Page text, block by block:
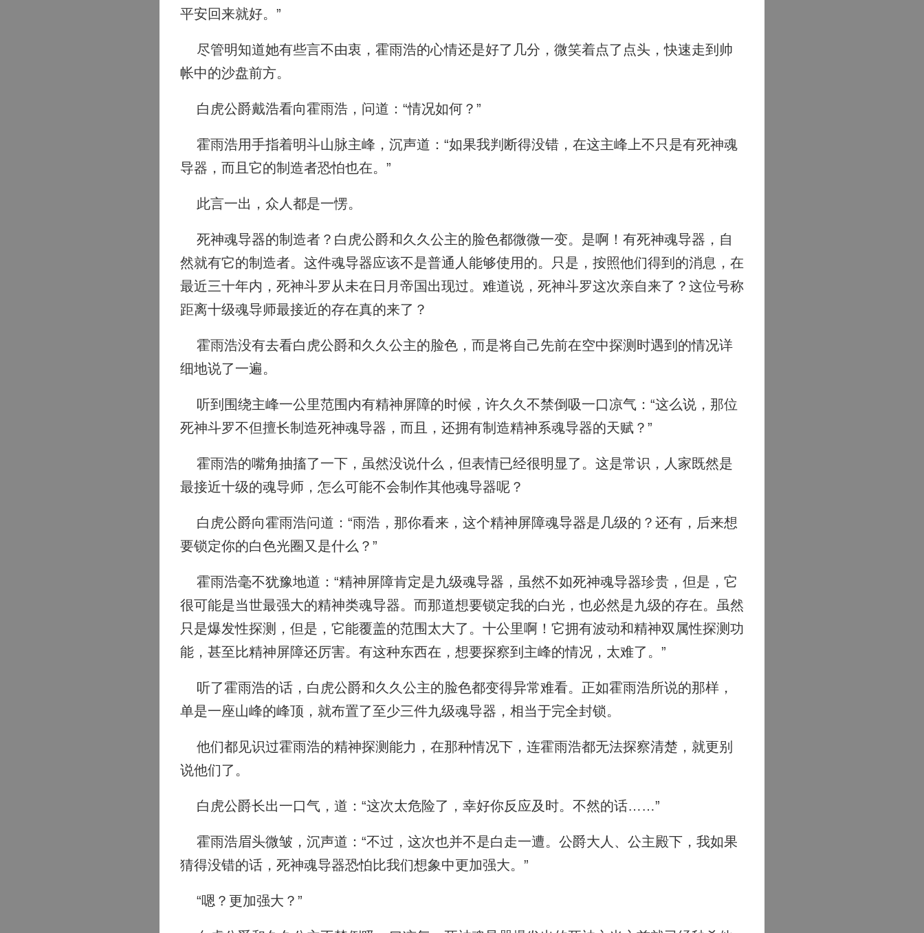
平安回来就好。”
尽管明知道她有些言不由衷，霍雨浩的心情还是好了几分，微笑着点了点头，快速走到帅
帐中的沙盘前方。
白虎公爵戴浩看向霍雨浩，问道：“情况如何？”
霍雨浩用手指着明斗山脉主峰，沉声道：“如果我判断得没错，在这主峰上不只是有死神魂
导器，而且它的制造者恐怕也在。”
此言一出，众人都是一愣。
死神魂导器的制造者？白虎公爵和久久公主的脸色都微微一变。是啊！有死神魂导器，自
然就有它的制造者。这件魂导器应该不是普通人能够使用的。只是，按照他们得到的消息，在
最近三十年内，死神斗罗从未在日月帝国出现过。难道说，死神斗罗这次亲自来了？这位号称
距离十级魂导师最接近的存在真的来了？
霍雨浩没有去看白虎公爵和久久公主的脸色，而是将自己先前在空中探测时遇到的情况详
细地说了一遍。
听到围绕主峰一公里范围内有精神屏障的时候，许久久不禁倒吸一口凉气：“这么说，那位
死神斗罗不但擅长制造死神魂导器，而且，还拥有制造精神系魂导器的天赋？”
霍雨浩的嘴角抽搐了一下，虽然没说什么，但表情已经很明显了。这是常识，人家既然是
最接近十级的魂导师，怎么可能不会制作其他魂导器呢？
白虎公爵向霍雨浩问道：“雨浩，那你看来，这个精神屏障魂导器是几级的？还有，后来想
要锁定你的白色光圈又是什么？”
霍雨浩毫不犹豫地道：“精神屏障肯定是九级魂导器，虽然不如死神魂导器珍贵，但是，它
很可能是当世最强大的精神类魂导器。而那道想要锁定我的白光，也必然是九级的存在。虽然
只是爆发性探测，但是，它能覆盖的范围太大了。十公里啊！它拥有波动和精神双属性探测功
能，甚至比精神屏障还厉害。有这种东西在，想要探察到主峰的情况，太难了。”
听了霍雨浩的话，白虎公爵和久久公主的脸色都变得异常难看。正如霍雨浩所说的那样，
单是一座山峰的峰顶，就布置了至少三件九级魂导器，相当于完全封锁。
他们都见识过霍雨浩的精神探测能力，在那种情况下，连霍雨浩都无法探察清楚，就更别
说他们了。
白虎公爵长出一口气，道：“这次太危险了，幸好你反应及时。不然的话……”
霍雨浩眉头微皱，沉声道：“不过，这次也并不是白走一遭。公爵大人、公主殿下，我如果
猜得没错的话，死神魂导器恐怕比我们想象中更加强大。”
“嗯？更加强大？”